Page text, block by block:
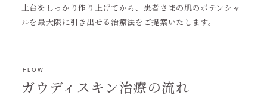
土台をしっかり作り上げてから、患者さまの肌のポテンシャ
ルを最大限に引き出せる治療法をご提案いたします。
FLOW
ガウディスキン治療の流れ